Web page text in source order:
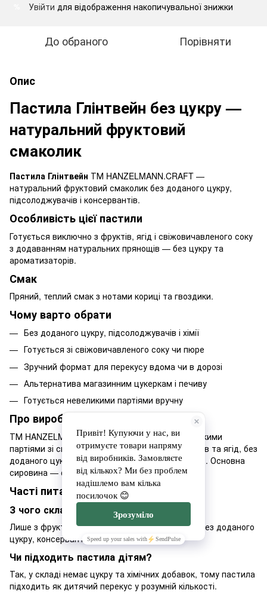
Увійти для відображення накопичувальної знижки
До обраного Порівняти
Опис
Пастила Глінтвейн без цукру —
натуральний фруктовий
смаколик
Пастила Глінтвейн ТМ HANZELMANN.CRAFT —
натуральний фруктовий смаколик без доданого цукру,
підсолоджувачів і консервантів.
Особливість цієї пастили
Готується виключно з фруктів, ягід і свіжовичавленого соку
з додаванням натуральних прянощів — без цукру та
ароматизаторів.
Смак
Пряний, теплий смак з нотами кориці та гвоздики.
Чому варто обрати
Без доданого цукру, підсолоджувачів і хімії
Готується зі свіжовичавленого соку чи пюре
Зручний формат для перекусу вдома чи в дорозі
Альтернатива магазинним цукеркам і печиву
Готується невеликими партіями вручну
Про виробника
ТМ HANZELMANN.CRAFT готує пастилу невеликими
партіями зі свіжовичавлених соків і пюре фруктів та ягід, без
доданого цукру, підсолоджувачів і консервантів. Основна
сировина — фрукти та ягоди з власного саду.
Часті питання
З чого складається пастила?
Лише з фруктового або ягідного пюре чи соку, без доданого
цукру, консервантів і барвників.
Чи підходить пастила дітям?
Так, у складі немає цукру та хімічних добавок, тому пастила
підходить як дитячий перекус у розумній кількості.